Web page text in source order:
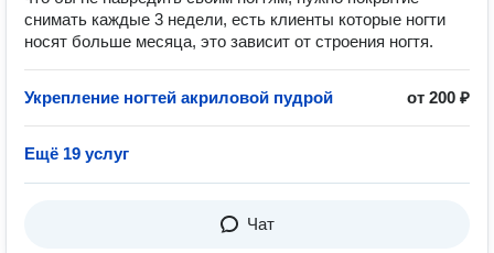
снимать каждые 3 недели, есть клиенты которые ногти
носят больше месяца, это зависит от строения ногтя.
Укрепление ногтей акриловой пудрой от 200 ₽
Ещё 19 услуг
Чат